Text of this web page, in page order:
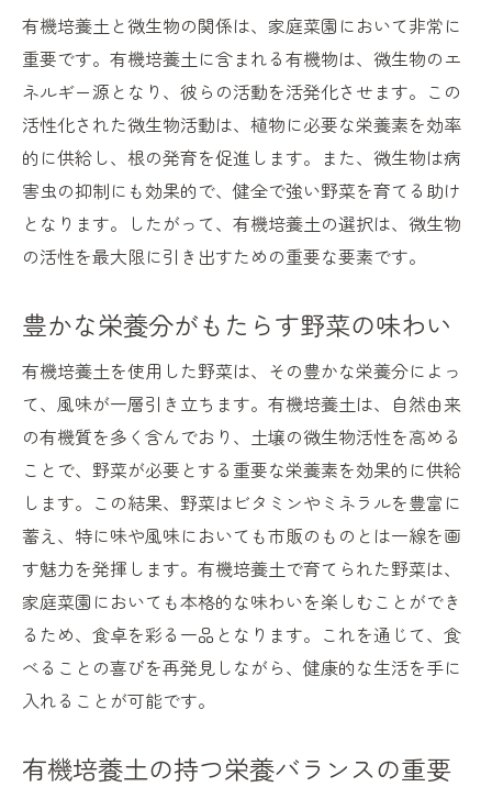
有機培養土と微生物の関係は、家庭菜園において非常に
重要です。有機培養土に含まれる有機物は、微生物のエ
ネルギー源となり、彼らの活動を活発化させます。この
活性化された微生物活動は、植物に必要な栄養素を効率
的に供給し、根の発育を促進します。また、微生物は病
害虫の抑制にも効果的で、健全で強い野菜を育てる助け
となります。したがって、有機培養土の選択は、微生物
の活性を最大限に引き出すための重要な要素です。
豊かな栄養分がもたらす野菜の味わい
有機培養土を使用した野菜は、その豊かな栄養分によっ
て、風味が一層引き立ちます。有機培養土は、自然由来
の有機質を多く含んでおり、土壌の微生物活性を高める
ことで、野菜が必要とする重要な栄養素を効果的に供給
します。この結果、野菜はビタミンやミネラルを豊富に
蓄え、特に味や風味においても市販のものとは一線を画
す魅力を発揮します。有機培養土で育てられた野菜は、
家庭菜園においても本格的な味わいを楽しむことができ
るため、食卓を彩る一品となります。これを通じて、食
べることの喜びを再発見しながら、健康的な生活を手に
入れることが可能です。
有機培養土の持つ栄養バランスの重要